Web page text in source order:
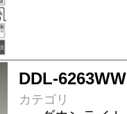
DDL-6263WW
カテゴリ